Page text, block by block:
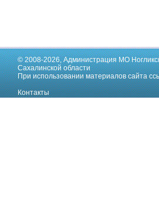
© 2008-2026,Администрация МО
Сахалинской области
При использовании материалов сайта
Контакты